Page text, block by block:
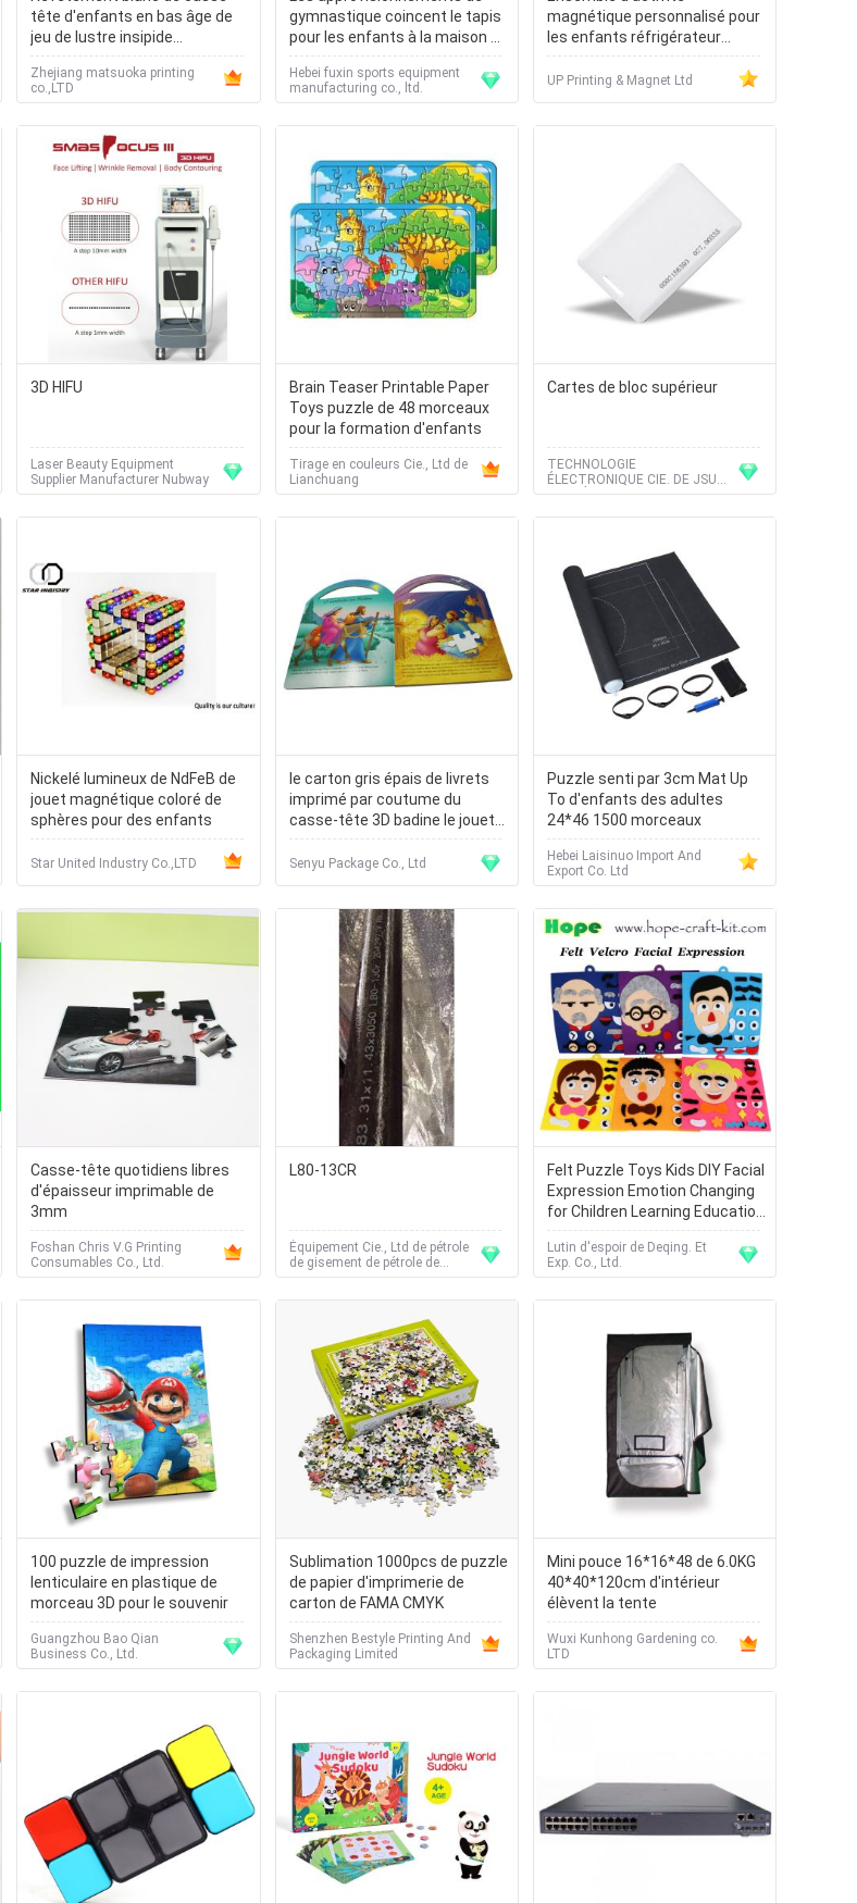
tête d'enfants en bas âge de
jeu de lustre insipide
magnétique de sécurité
Zhejiang matsuoka printing
co.,LTD
gymnastique coincent le tapis
pour les enfants à la maison de
casse-tête de jeu d'éducation
déconcertent le jouet
Hebei fuxin sports equipment
manufacturing co., ltd.
magnétique personnalisé pour
les enfants réfrigérateur
Puzzle de papier magnétique
Puzzle de puzzle éducatif
UP Printing & Magnet Ltd
3D HIFU
Laser Beauty Equipment
Supplier Manufacturer Nubway
Brain Teaser Printable Paper
Toys puzzle de 48 morceaux
pour la formation d'enfants
Tirage en couleurs Cie., Ltd de
Lianchuang
Cartes de bloc supérieur
TECHNOLOGIE
ÉLECTRONIQUE CIE. DE JSUS,
LIMITÉE
Nickelé lumineux de NdFeB de
jouet magnétique coloré de
sphères pour des enfants
Star United Industry Co.,LTD
le carton gris épais de livrets
imprimé par coutume du
casse-tête 3D badine le jouet
éducatif
Senyu Package Co., Ltd
Puzzle senti par 3cm Mat Up
To d'enfants des adultes
24*46 1500 morceaux
Hebei Laisinuo Import And
Export Co. Ltd
Casse-tête quotidiens libres
d'épaisseur imprimable de
3mm
Foshan Chris V.G Printing
Consumables Co., Ltd.
L80-13CR
Équipement Cie., Ltd de pétrole
de gisement de pétrole de
Changzhou.
Felt Puzzle Toys Kids DIY Facial
Expression Emotion Changing
for Children Learning Education
Velcro Sticks 30 X 30cm
Lutin d'espoir de Deqing. Et
Exp. Co., Ltd.
100 puzzle de impression
lenticulaire en plastique de
morceau 3D pour le souvenir
Guangzhou Bao Qian
Business Co., Ltd.
Sublimation 1000pcs de puzzle
de papier d'imprimerie de
carton de FAMA CMYK
Shenzhen Bestyle Printing And
Packaging Limited
Mini pouce 16*16*48 de 6.0KG
40*40*120cm d'intérieur
élèvent la tente
Wuxi Kunhong Gardening co.
LTD